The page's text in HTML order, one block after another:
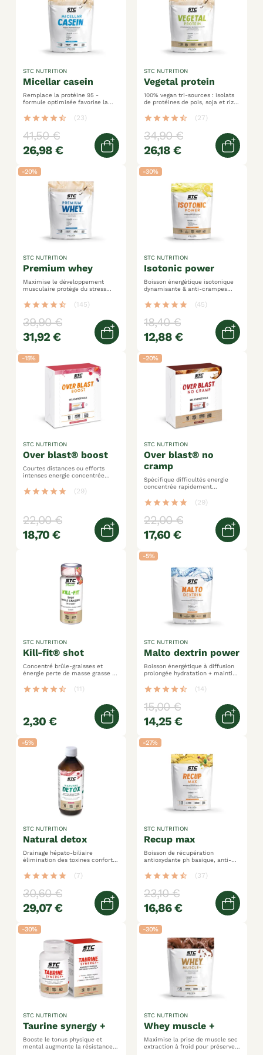
micellar casein
STC NUTRITION
Remplace la protéine 95 -
formule optimisée favorise la
combustion des graisses
star star star star star_half (23)
41,50 €
26,98 €
Quick view
vegetal protein
STC NUTRITION
100% vegan tri-sources : isolats
de protéines de pois, soja et riz
en protéines
star star star star star_half (27)
34,90 €
26,18 €
Quick
-20%
premium whey
STC NUTRITION
Maximise le développement
musculaire protège du stress
musculaire
star star star star star_half (145)
39,90 €
31,92 €
Quick view
-30%
isotonic power
STC NUTRITION
Boisson énergétique isotonique
dynamisante & anti-crampes
fructose
star star star star star (45)
18,40 €
12,88 €
Quick
-15%
over blast® boost
STC NUTRITION
Courtes distances ou efforts
intenses energie concentrée
complexe dynamisant ginseng et
gingembre
star star star star star (29)
22,00 €
18,70 €
Quick view
-20%
over blast® no
cramp
STC NUTRITION
Spécifique difficultés energie
concentrée rapidement
anti-crampes et lourdeurs
star star star star star (29)
22,00 €
17,60 €
Quick
kill-fit® shot
STC NUTRITION
Concentré brûle-graisses et
énergie perte de masse grasse et
guarana
star star star star star_half (11)
2,30 € Ajouter au panier
-5%
malto dextrin power
STC NUTRITION
Boisson énergétique à diffusion
prolongée hydratation + maintien
maltodextrines
star star star star star_half (14)
15,00 €
14,25 €
-5%
natural detox
STC NUTRITION
Drainage hépato-biliaire
élimination des toxines confort
star star star star star (7)
30,60 €
29,07 €
Ajouter au panier
-27%
recup max
STC NUTRITION
Boisson de récupération
antioxydante ph basique, anti-
maltodextrines + bcaa +
glutamine
star star star star star_half (37)
23,10 €
16,86 €
-30%
taurine synergy +
STC NUTRITION
Booste le tonus physique et
mental augmente la résistance
-30%
whey muscle +
STC NUTRITION
Maximise la prise de muscle sec
extraction à froid pour préserver